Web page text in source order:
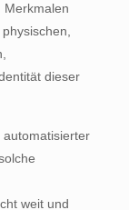
Merkmalen
dieser
automatisierter
weit und